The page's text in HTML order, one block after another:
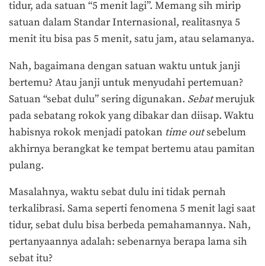
tidur, ada satuan “5 menit lagi”. Memang sih mirip
satuan dalam Standar Internasional, realitasnya 5
menit itu bisa pas 5 menit, satu jam, atau selamanya.
Nah, bagaimana dengan satuan waktu untuk janji
bertemu? Atau janji untuk menyudahi pertemuan?
Satuan “sebat dulu” sering digunakan. Sebatmerujuk
pada sebatang rokok yang dibakar dan diisap. Waktu
habisnya rokok menjadi patokan time outsebelum
akhirnya berangkat ke tempat bertemu atau pamitan
pulang.
Masalahnya, waktu sebat dulu ini tidak pernah
terkalibrasi. Sama seperti fenomena 5 menit lagi saat
tidur, sebat dulu bisa berbeda pemahamannya. Nah,
pertanyaannya adalah: sebenarnya berapa lama sih
sebat itu?